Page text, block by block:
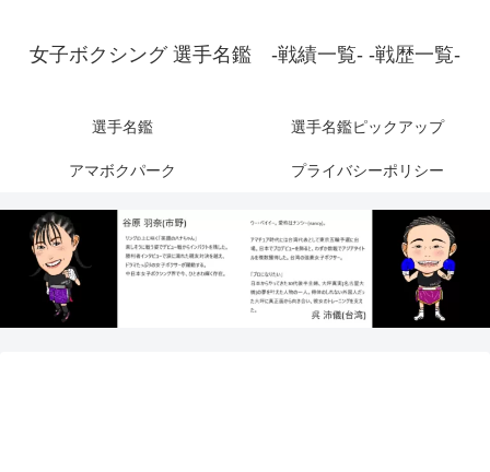
女子ボクシング 選手名鑑 -戦績一覧- -戦歴一覧-
選手名鑑 選手名鑑ピックアップ
アマボクパーク プライバシーポリシー